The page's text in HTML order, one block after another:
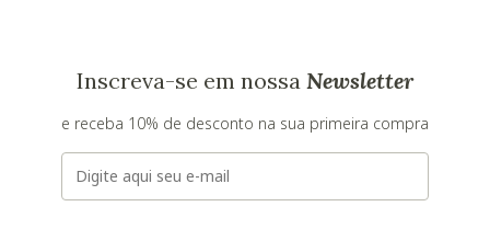
Inscreva-se em nossa Newsletter
e receba 10% de desconto na sua primeira compra
E-mail